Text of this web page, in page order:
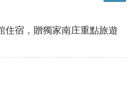
住宿，贈獨家南庄重點旅遊